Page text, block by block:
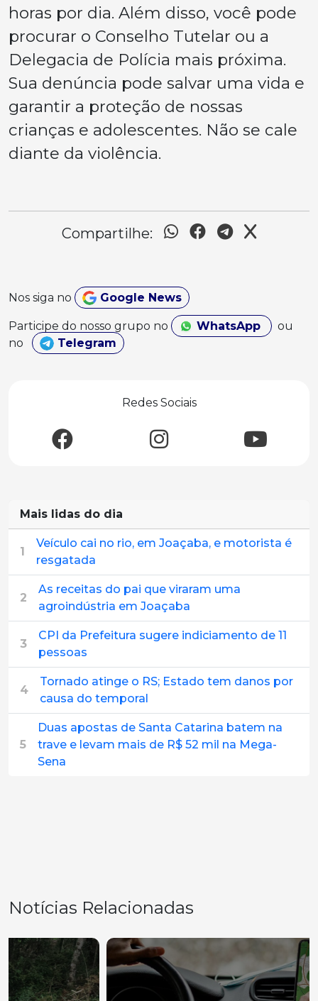
horas por dia. Além disso, você pode
procurar o Conselho Tutelar ou a
Delegacia de Polícia mais próxima.
Sua denúncia pode salvar uma vida e
garantir a proteção de nossas
crianças e adolescentes. Não se cale
diante da violência.
Compartilhe:
Nos siga no Google News
Participe do nosso grupo no WhatsApp
ou
no
Telegram
Redes Sociais
Mais lidas do dia
1
Veículo cai no rio, em Joaçaba, e motorista é
resgatada
2
As receitas do pai que viraram uma
agroindústria em Joaçaba
3
CPI da Prefeitura sugere indiciamento de 11
pessoas
4
Tornado atinge o RS; Estado tem danos por
causa do temporal
5
Duas apostas de Santa Catarina batem na
trave e levam mais de R$ 52 mil na Mega-
Sena
Notícias Relacionadas